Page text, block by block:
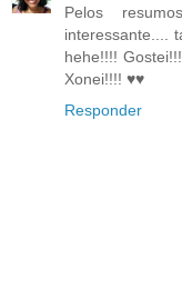
Pelos
interessante....
hehe!!!!
Xonei!!!! ♥♥
Responder